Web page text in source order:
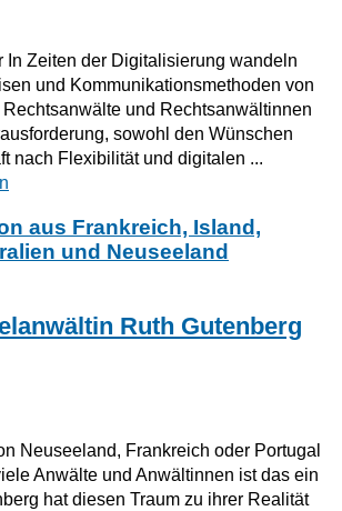
In Zeiten der Digitalisierung wandeln
und Kommunikationsmethoden von
und Rechtsanwältinnen
sowohl den Wünschen
nach Flexibilität und digitalen ...
aus Frankreich, Island,
und Neuseeland
Ruth Gutenberg
Neuseeland, Frankreich oder Portugal
Anwälte und Anwältinnen ist das ein
hat diesen Traum zu ihrer Realität